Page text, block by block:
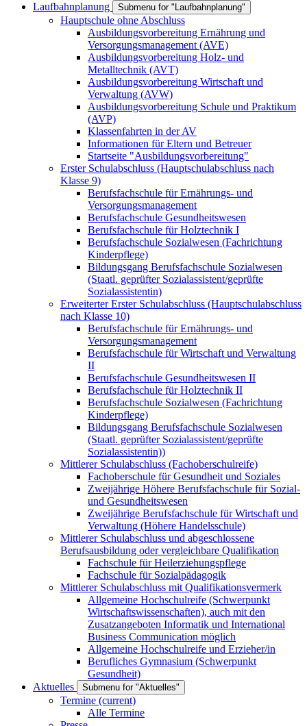
Laufbahnplanung
Submenu for "Laufbahnplanung"
Hauptschule ohne Abschluss
Ausbildungsvorbereitung Ernährung und
Versorgungsmanagement (AVE)
Ausbildungsvorbereitung Holz- und
Metalltechnik (AVT)
Ausbildungsvorbereitung Wirtschaft und
Verwaltung (AVW)
Ausbildungsvorbereitung Schule und Praktikum
(AVP)
Klassenfahrten in der AV
Informationen für Eltern und Betreuer
Startseite "Ausbildungsvorbereitung"
Erster Schulabschluss (Hauptschulabschluss nach
Klasse 9)
Berufsfachschule für Ernährungs- und
Versorgungsmanagement
Berufsfachschule Gesundheitswesen
Berufsfachschule für Holztechnik I
Berufsfachschule Sozialwesen (Fachrichtung
Kinderpflege)
Bildungsgang Berufsfachschule Sozialwesen
(Staatl. geprüfter Sozialassistent/geprüfte
Sozialassistentin)
Erweiterter Erster Schulabschluss (Hauptschulabschluss
nach Klasse 10)
Berufsfachschule für Ernährungs- und
Versorgungsmanagement
Berufsfachschule für Wirtschaft und Verwaltung
II
Berufsfachschule Gesundheitswesen II
Berufsfachschule für Holztechnik II
Berufsfachschule Sozialwesen (Fachrichtung
Kinderpflege)
Bildungsgang Berufsfachschule Sozialwesen
(Staatl. geprüfter Sozialassistent/geprüfte
Sozialassistentin))
Mittlerer Schulabschluss (Fachoberschulreife)
Fachoberschule für Gesundheit und Soziales
Zweijährige Höhere Berufsfachschule für Sozial-
und Gesundheitswesen
Zweijährige Berufsfachschule für Wirtschaft und
Verwaltung (Höhere Handelsschule)
Mittlerer Schulabschluss und abgeschlossene
Berufsausbildung oder vergleichbare Qualifikation
Fachschule für Heilerziehungspflege
Fachschule für Sozialpädagogik
Mittlerer Schulabschluss mit Qualifikationsvermerk
Allgemeine Hochschulreife (Schwerpunkt
Wirtschaftswissenschaften), auch mit den
Zusatzangeboten Informatik und International
Business Communication möglich
Allgemeine Hochschulreife und Erzieher/in
Berufliches Gymnasium (Schwerpunkt
Gesundheit)
Aktuelles
Submenu for "Aktuelles"
Termine (current)
Alle Termine